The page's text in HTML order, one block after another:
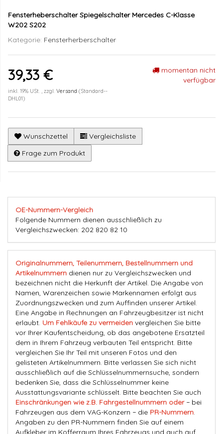
Fensterheberschalter Spiegelschalter Mercedes C-Klasse
W202 S202
Kategorie: Fensterherberschalter
39,33 €
inkl. 19% USt. , zzgl. Versand (Standard--
DHL01)
momentan nicht
verfügbar
Wunschzettel
Vergleichsliste
Frage zum Produkt
OE-Nummern-Vergleich
Folgende Nummern dienen ausschließlich zu
Vergleichszwecken: 202 820 82 10
Originalnummern, Teilenummern, Bestellnummern und
Artikelnummern dienen nur zu Vergleichszwecken und
bezeichnen nicht die Herkunft der Artikel. Die Angabe von
Namen, Warenzeichen sowie Markennamen erfolgt aus
Zuordnungszwecken und zum Auffinden unserer Artikel.
Eine Angabe in Rechnungen an Fahrzeugbesitzer ist nicht
erlaubt. Um Fehlkäufe zu vermeiden vergleichen Sie bitte
vor Ihrer Kaufentscheidung, ob das angebotene Ersatzteil
dem in Ihrem Fahrzeug verbauten Teil entspricht. Bitte
vergleichen Sie Ihr Teil mit unseren Fotos und den
gelisteten Artikelnummern. Bitte verlassen Sie sich nicht
ausschließlich auf die Schlüsselnummernsuche, sondern
bedenken Sie, dass die Schlüsselnummer keine
Ausstattungsvariante schlüsselt. Bitte beachten Sie auch
Einschränkungen wie z.B. Fahrgestellnummern oder− bei
Fahrzeugen aus dem VAG-Konzern − die PR-Nummern
Angaben zu den PR-Nummern finden Sie auf einem
Aufkleber im Kofferraum Ihres Fahrzeugs und auch auf